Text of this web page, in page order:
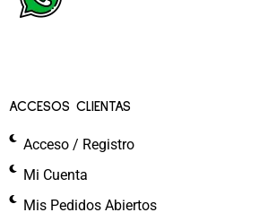
ACCESOS CLIENTAS
Acceso / Registro
Mi Cuenta
Mis Pedidos Abiertos